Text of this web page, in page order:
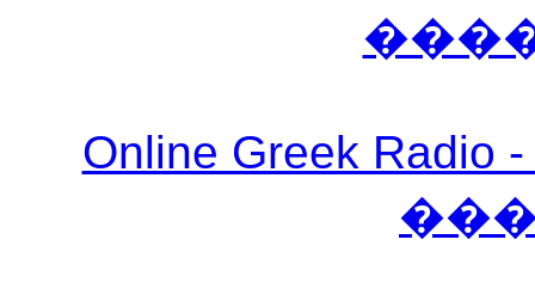
Online Greek